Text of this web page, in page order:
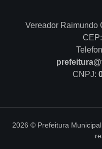
Vereador Raimundo
CNPJ:
2026 © Prefeitura